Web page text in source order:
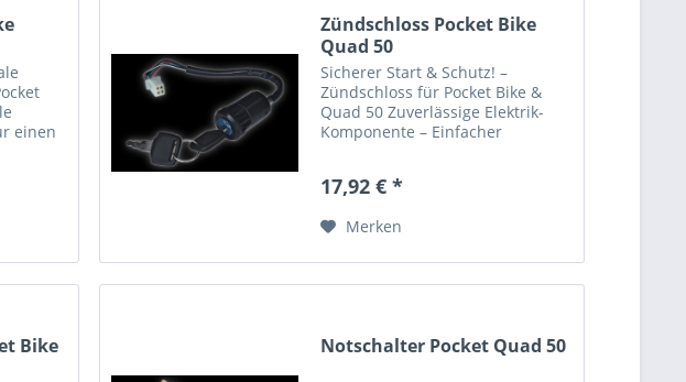
einen
Zündschloss Pocket Bike
Quad 50
Sicherer Start & Schutz! –
Zündschloss für Pocket Bike &
Quad 50 Zuverlässige Elektrik-
Komponente – Einfacher
unbefugtem Zugriff und sorgen
Schaltvorgang!...
17,92 € *
Merken
Bike
Notschalter Pocket Quad 50